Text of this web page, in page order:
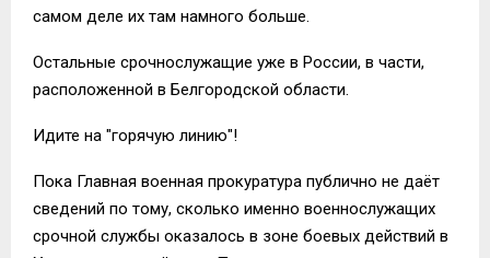
самом деле их там намного больше.
Остальные срочнослужащие уже в России, в части,
расположенной в Белгородской области.
Идите на "горячую линию"!
Пока Главная военная прокуратура публично не даёт
сведений по тому, сколько именно военнослужащих
срочной службы оказалось в зоне боевых действий в